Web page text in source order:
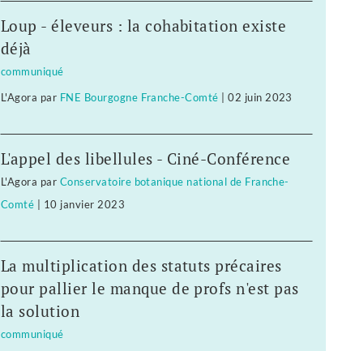
Loup - éleveurs : la cohabitation existe
déjà
communiqué
L'Agora par FNE Bourgogne Franche-Comté |02 juin 2023
L'appel des libellules - Ciné-Conférence
L'Agora par Conservatoire botanique national de Franche-
Comté
10 janvier 2023
La multiplication des statuts précaires
pour pallier le manque de profs n'est pas
la solution
communiqué